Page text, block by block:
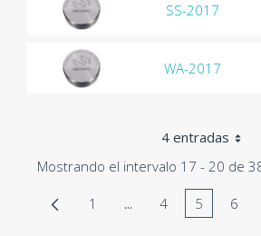
SS-2017
WA-2017
4 entradas
Mostrando el intervalo 17 - 20 de
Página
1 ...Páginas intermedias
Página
4 Página
5 6